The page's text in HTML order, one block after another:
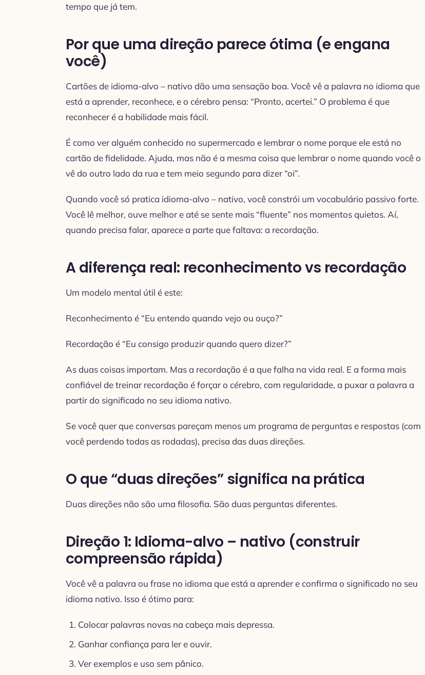
tempo que já tem.
Por que uma direção parece ótima (e engana
você)
Cartões de idioma-alvo – nativo dão uma sensação boa. Você vê a palavra no idioma que
está a aprender, reconhece, e o cérebro pensa: “Pronto, acertei.” O problema é que
reconhecer é a habilidade mais fácil.
É como ver alguém conhecido no supermercado e lembrar o nome porque ele está no
cartão de fidelidade. Ajuda, mas não é a mesma coisa que lembrar o nome quando você o
vê do outro lado da rua e tem meio segundo para dizer “oi”.
Quando você só pratica idioma-alvo – nativo, você constrói um vocabulário passivo forte.
Você lê melhor, ouve melhor e até se sente mais “fluente” nos momentos quietos. Aí,
quando precisa falar, aparece a parte que faltava: a recordação.
A diferença real: reconhecimento vs recordação
Um modelo mental útil é este:
Reconhecimento é “Eu entendo quando vejo ou ouço?”
Recordação é “Eu consigo produzir quando quero dizer?”
As duas coisas importam. Mas a recordação é a que falha na vida real. E a forma mais
confiável de treinar recordação é forçar o cérebro, com regularidade, a puxar a palavra a
partir do significado no seu idioma nativo.
Se você quer que conversas pareçam menos um programa de perguntas e respostas (com
você perdendo todas as rodadas), precisa das duas direções.
O que “duas direções” significa na prática
Duas direções não são uma filosofia. São duas perguntas diferentes.
Direção 1: Idioma-alvo – nativo (construir
compreensão rápida)
Você vê a palavra ou frase no idioma que está a aprender e confirma o significado no seu
idioma nativo. Isso é ótimo para:
Colocar palavras novas na cabeça mais depressa.
Ganhar confiança para ler e ouvir.
Ver exemplos e uso sem pânico.